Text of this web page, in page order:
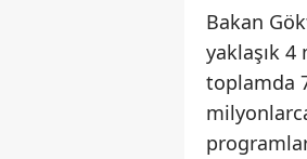
Bakan
yaklaşık 4
toplamda